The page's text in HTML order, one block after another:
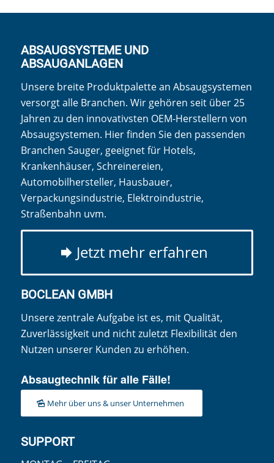
ABSAUGSYSTEME UND
ABSAUGANLAGEN
Unsere breite Produktpalette an Absaugsystemen
versorgt alle Branchen. Wir gehören seit über 25
Jahren zu den innovativsten OEM-Herstellern von
Absaugsystemen. Hier finden Sie den passenden
Branchen Sauger, geeignet für Hotels,
Krankenhäuser, Schreinereien,
Automobilhersteller, Hausbauer,
Verpackungsindustrie, Elektroindustrie,
Straßenbahn uvm.
Jetzt mehr erfahren
BOCLEAN GMBH
Unsere zentrale Aufgabe ist es, mit Qualität,
Zuverlässigkeit und nicht zuletzt Flexibilität den
Nutzen unserer Kunden zu erhöhen.
Absaugtechnik für alle Fälle!
Mehr über uns & unser Unternehmen
SUPPORT